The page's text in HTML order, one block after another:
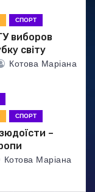
СПОРТ
виборов
світу
Котова Маріана
СПОРТ
–
Котова Маріана